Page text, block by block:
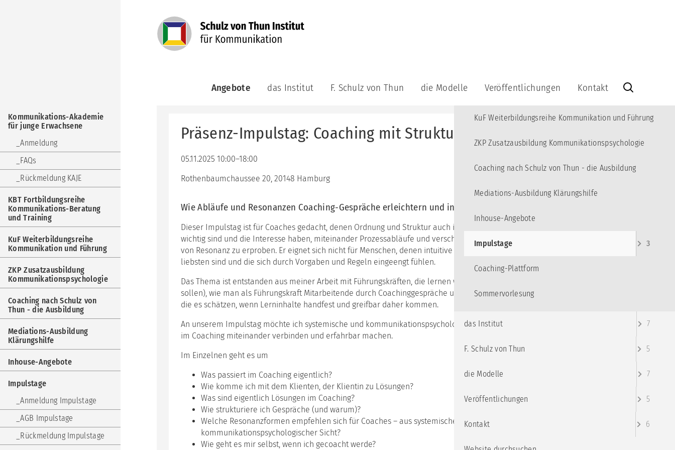
Angebote
junge
Erwachsene
KBT
Kommunikations-
Training
Weiterbildungsreihe
Kommunikation
und
Führung
Zusatzausbildung
Kommunikationspsychologie
Coaching
Schulz
von
-
Ausbildung
Mediations-
Ausbildung
Klärungshilfe
Inhouse-
Angebote
das Institut
aktuell
das
Berater:innenteam
Philosophie
the
Institute
(English
version)
F. Schulz von Thun
Thun
von
Thun
Videos
Arbeitskreis
KuK
die Modelle
das
Kommunikationsquadrat
Riemann-
Thomann-
das
Werte-
und
Entwicklungsquadrat
das
Teufelskreis-
Modell
Situationsmodell
Veröffentlichungen
Veröffentlichungen
Bücher
Videos
Kommunikationsquadrat
Holz
Kontakt
Kontakt
Info-
abonnieren
Brief-
Impressum
Präsenz-Impulstag: Coaching mit Struktur und Resonanz
05.11.2025 10:00–18:00
Rothenbaumchaussee 20, 20148 Hamburg
Wie Abläufe und Resonanzen Coaching-Gespräche erleichtern und intensivieren können
Dieser Impulstag ist für Coaches gedacht, denen Ordnung und Struktur auch in Gesprächen
wichtig sind und die Interesse haben, miteinander Prozessabläufe und verschiedene Formen
von Resonanz zu erproben. Er eignet sich nicht für Menschen, denen intuitive Abläufe am
liebsten sind und die sich durch Vorgaben und Regeln eingeengt fühlen.
Das Thema ist entstanden aus meiner Arbeit mit Führungskräften, die lernen wollen (oder
sollen), wie man als Führungskraft Mitarbeitende durch Coachinggespräche unterstützt und
die es schätzen, wenn Lerninhalte handfest und greifbar daher kommen.
An unserem Impulstag möchte ich systemische und kommunikationspsychologische Aspekte
im Coaching miteinander verbinden und erfahrbar machen.
Im Einzelnen geht es um
Was passiert im Coaching eigentlich?
Wie komme ich mit dem Klienten, der Klientin zu Lösungen?
Was sind eigentlich Lösungen im Coaching?
Wie strukturiere ich Gespräche (und warum)?
Welche Resonanzformen empfehlen sich für Coaches – aus systemischer Sicht, aus
kommunikationspsychologischer Sicht?
Wie geht es mir selbst, wenn ich gecoacht werde?
überspringen
Kommunikations-Akademie
für junge Erwachsene
Anmeldung
FAQs
Rückmeldung KAJE
KBT Fortbildungsreihe
Kommunikations-Beratung
und Training
KuF Weiterbildungsreihe
Kommunikation und Führung
ZKP Zusatzausbildung
Kommunikationspsychologie
Coaching nach Schulz von
Thun - die Ausbildung
Mediations-Ausbildung
Klärungshilfe
Inhouse-Angebote
Impulstage
Anmeldung Impulstage
AGB Impulstage
Rückmeldung Impulstage
KuF Weiterbildungsreihe Kommunikation und Führung
ZKP Zusatzausbildung Kommunikationspsychologie
Coaching nach Schulz von Thun - die Ausbildung
Mediations-Ausbildung Klärungshilfe
Inhouse-Angebote
Impulstage 3
Coaching-Plattform
Sommervorlesung
das Institut 7
F. Schulz von Thun 5
die Modelle 7
Veröffentlichungen 5
Kontakt 6